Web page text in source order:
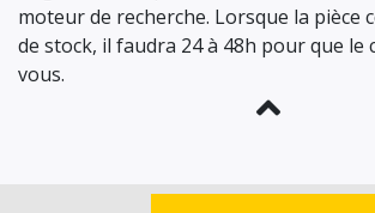
moteur de recherche. Lorsque la pièce
de stock, il faudra 24 à 48h pour que le
vous.